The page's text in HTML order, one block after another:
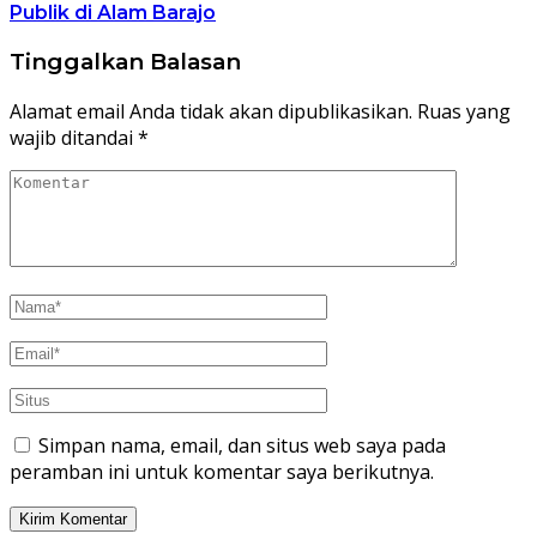
Publik di Alam Barajo
Tinggalkan Balasan
Alamat email Anda tidak akan dipublikasikan. Ruas yang
wajib ditandai *
Simpan nama, email, dan situs web saya pada
peramban ini untuk komentar saya berikutnya.